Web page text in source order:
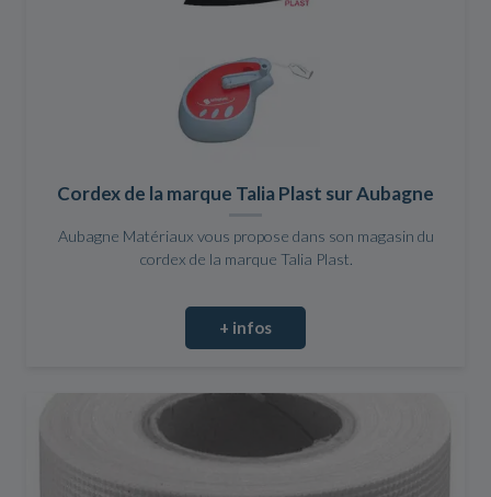
Cordex de la marque Talia Plast sur Aubagne
Aubagne Matériaux vous propose dans son magasin du
cordex de la marque Talia Plast.
+ infos